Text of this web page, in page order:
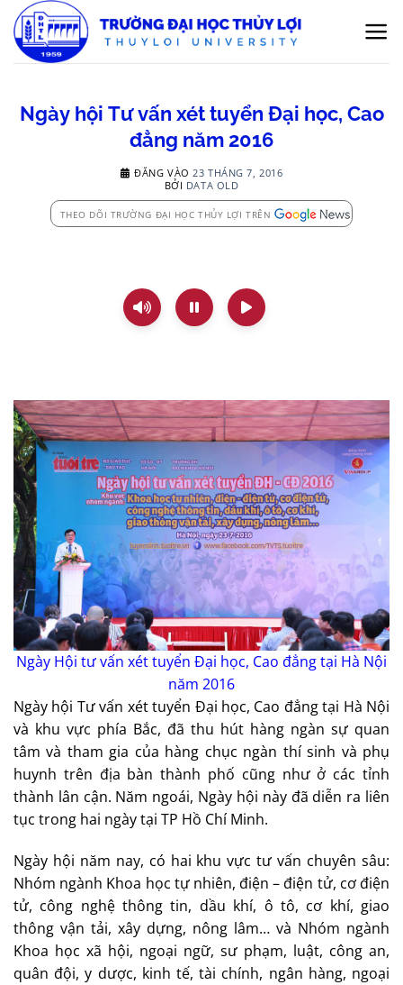
qua
nội
Ngày hội Tư vấn xét tuyển Đại học, Cao
đẳng năm 2016
ĐĂNG VÀO 23 THÁNG 7, 2016
BỞI DATA OLD
THEO DÕI TRƯỜNG ĐẠI HỌC THỦY LỢI TRÊN
Ngày Hội tư vấn xét tuyển Đại học, Cao đẳng tại Hà Nội
năm 2016
Ngày hội Tư vấn xét tuyển Đại học, Cao đẳng tại Hà Nội
và khu vực phía Bắc, đã thu hút hàng ngàn sự quan
tâm và tham gia của hàng chục ngàn thí sinh và phụ
huynh trên địa bàn thành phố cũng như ở các tỉnh
thành lân cận. Năm ngoái, Ngày hội này đã diễn ra liên
tục trong hai ngày tại TP Hồ Chí Minh.
Ngày hội năm nay, có hai khu vực tư vấn chuyên sâu:
Nhóm ngành Khoa học tự nhiên, điện – điện tử, cơ điện
tử, công nghệ thông tin, dầu khí, ô tô, cơ khí, giao
thông vận tải, xây dựng, nông lâm… và Nhóm ngành
Khoa học xã hội, ngoại ngữ, sư phạm, luật, công an,
quân đội, y dược, kinh tế, tài chính, ngân hàng, ngoại